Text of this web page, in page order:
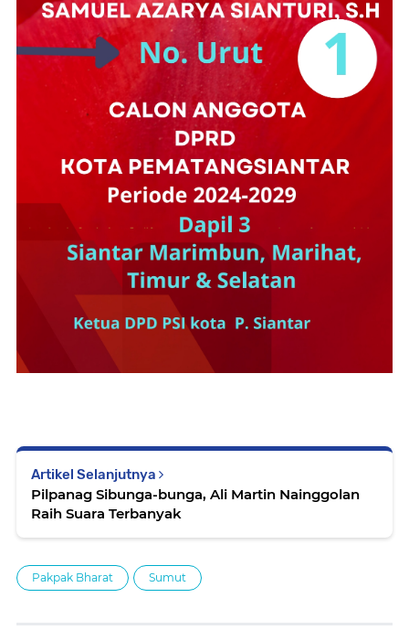
Artikel Selanjutnya
Pilpanag Sibunga-bunga, Ali Martin Nainggolan
Raih Suara Terbanyak
Pakpak Bharat Sumut